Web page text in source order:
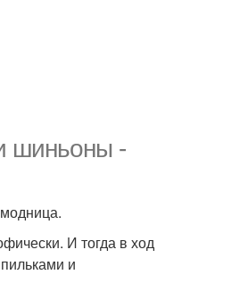
шиньоны -
И тогда в ход
и